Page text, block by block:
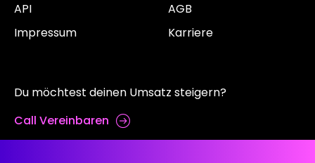
API
Impressum
AGB
Karriere
Du möchtest deinen Umsatz steigern?
Call Vereinbaren